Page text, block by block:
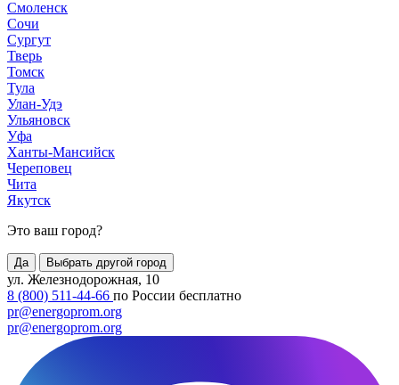
Смоленск
Сочи
Сургут
Тверь
Томск
Тула
Улан-Удэ
Ульяновск
Уфа
Ханты-Мансийск
Череповец
Чита
Якутск
Это ваш город?
Да Выбрать другой город
ул. Железнодорожная, 10
8 (800) 511-44-66 по России бесплатно
pr@energoprom.org
pr@energoprom.org